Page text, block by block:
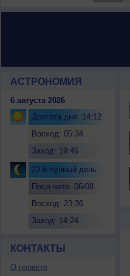
АСТРОНОМИЯ
6 августа 2026
Долгота дня: 14:12
Восход: 05:34
Заход: 19:46
23-й лунный день
Посл.четв. 06/08
Восход: 23:36
Заход: 14:24
КОНТАКТЫ
О проекте